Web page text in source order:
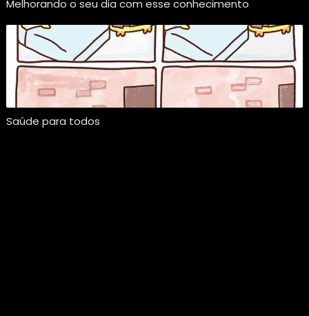
Melhorando o seu dia com esse conhecimento
Saúde para todos